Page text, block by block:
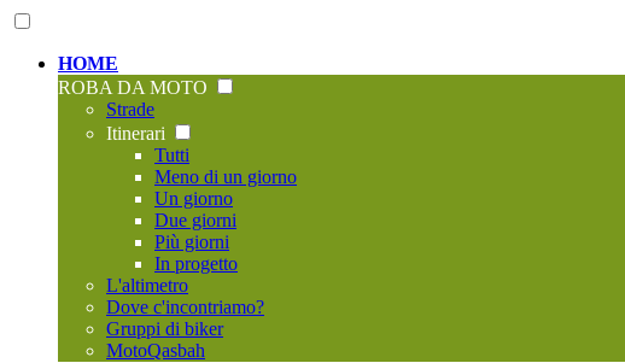
HOME
ROBA DA MOTO
Strade
Itinerari
Tutti
Meno di un giorno
Un giorno
Due giorni
Più giorni
In progetto
L'altimetro
Dove c'incontriamo?
Gruppi di biker
MotoQasbah